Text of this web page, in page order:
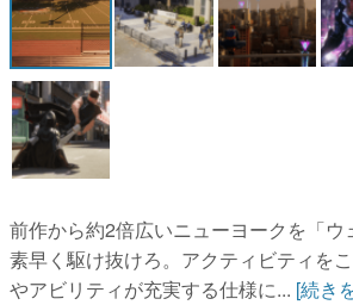
女性向け
アプリレビュー
その他
電ファミニコゲーマーとは？
運営：株式会社マレ
前作から約2倍広いニューヨークを「
素早く駆け抜けろ。アクティビティを
やアビリティが充実する仕様に... [続き